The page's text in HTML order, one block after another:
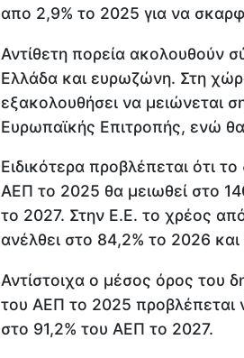
απο 2,9% το 2025 για να
Αντίθετη πορεία ακολουθούν
Ελλάδα και ευρωζώνη. Στη
εξακολουθήσει να μειώνεται
Ευρωπαϊκής Επιτροπής, ενώ
Ειδικότερα προβλέπεται ότι το
ΑΕΠ το 2025 θα μειωθεί στο
το 2027. Στην Ε.Ε. το χρέος
ανέλθει στο 84,2% το 2026
Αντίστοιχα ο μέσος όρος του
του ΑΕΠ το 2025 προβλέπεται
στο 91,2% του ΑΕΠ το 2027.